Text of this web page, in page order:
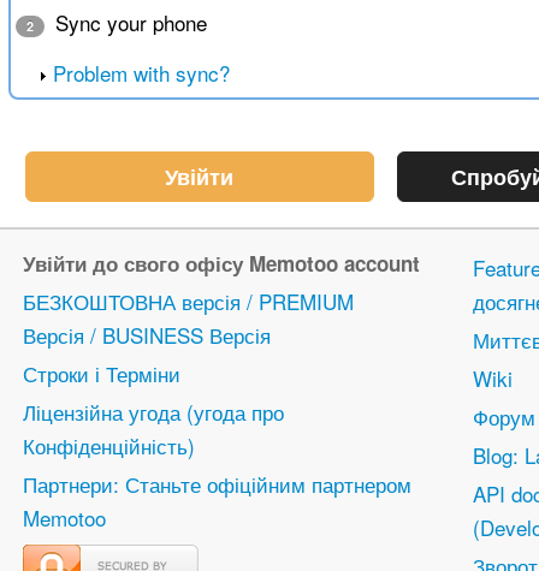
2
Sync your phone
Problem with sync?
Увійти
Увійти до свого офісу Memotoo account
БЕЗКОШТОВНА версія / PREMIUM
Версія / BUSINESS Версія
Строки і Терміни
Ліцензійна угода (угода про
Конфіденційність)
Партнери: Станьте офіційним партнером
Memotoo
Wiki
Форум
Blog:
API